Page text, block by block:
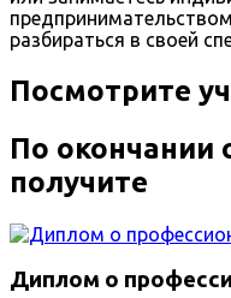
разбираться в своей
Посмотрите
По окончании
получите
Диплом о